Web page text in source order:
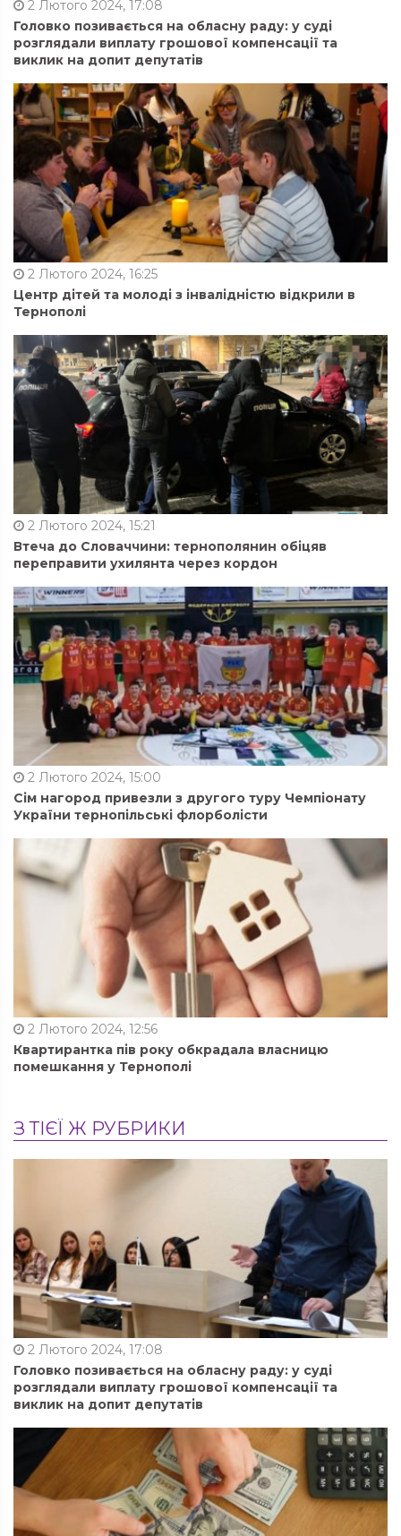
2 Лютого 2024, 17:08
Головко позивається на обласну раду: у суді
розглядали виплату грошової компенсації та
виклик на допит депутатів
2 Лютого 2024, 16:25
Центр дітей та молоді з інвалідністю відкрили в
Тернополі
2 Лютого 2024, 15:21
Втеча до Словаччини: тернополянин обіцяв
переправити ухилянта через кордон
2 Лютого 2024, 15:00
Сім нагород привезли з другого туру Чемпіонату
України тернопільські флорболісти
2 Лютого 2024, 12:56
Квартирантка пів року обкрадала власницю
помешкання у Тернополі
З ТІЄЇ Ж РУБРИКИ
2 Лютого 2024, 17:08
Головко позивається на обласну раду: у суді
розглядали виплату грошової компенсації та
виклик на допит депутатів